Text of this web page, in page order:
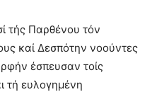
τής Παρθένου τόν
καί Δεσπότην νοούντες
έσπευσαν τοίς
τή ευλογημένη